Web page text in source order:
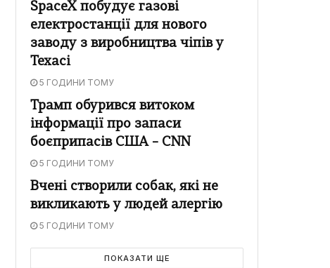
SpaceX побудує газові
електростанції для нового
заводу з виробництва чіпів у
Техасі
5 ГОДИНИ ТОМУ
Трамп обурився витоком
інформації про запаси
боєприпасів США – CNN
5 ГОДИНИ ТОМУ
Вчені створили собак, які не
викликають у людей алергію
5 ГОДИНИ ТОМУ
ПОКАЗАТИ ЩЕ